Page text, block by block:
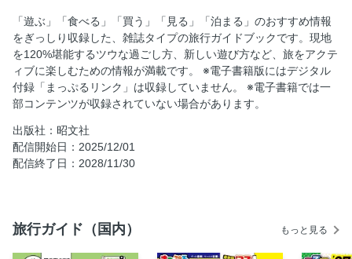
Part④ 2泊3日で満喫！王道 鹿児島周遊プラン
【鹿児島タウン・桜島】
≪鹿児島うんまかグルメ大集合≫／しろくま
黒豚とんかつ＆しゃぶしゃぶ
鹿児島ラーメン
薩摩料理・名産グルメ
スイーツショップ
地域応援プロジェクト／ぢゃんぼ餅
桜島
「遊ぶ」「食べる」「買う」「見る」「泊まる」のおすすめ情報
をぎっしり収録した、雑誌タイプの旅行ガイドブックです。現地
を120%堪能するツウな過ごし方、新しい遊び方など、旅をアクテ
ィブに楽しむための情報が満載です。 ※電子書籍版にはデジタル
付録「まっぷるリンク」は収録していません。 ※電子書籍では一
部コンテンツが収録されていない場合があります。
出版社：昭文社
配信開始日：2025/12/01
配信終了日：2028/11/30
旅行ガイド（国内） もっと見る